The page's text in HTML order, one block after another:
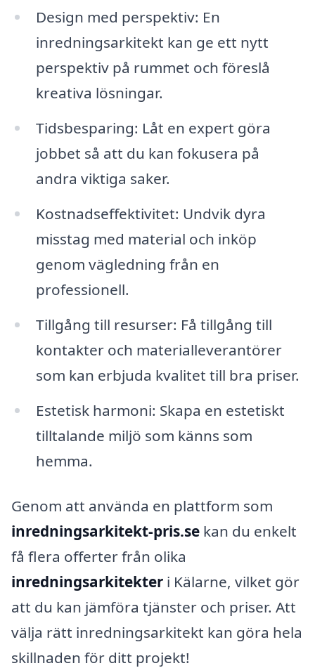
Design med perspektiv: En
inredningsarkitekt kan ge ett nytt
perspektiv på rummet och föreslå
kreativa lösningar.
Tidsbesparing: Låt en expert göra
jobbet så att du kan fokusera på
andra viktiga saker.
Kostnadseffektivitet: Undvik dyra
misstag med material och inköp
genom vägledning från en
professionell.
Tillgång till resurser: Få tillgång till
kontakter och materialleverantörer
som kan erbjuda kvalitet till bra priser.
Estetisk harmoni: Skapa en estetiskt
tilltalande miljö som känns som
hemma.
Genom att använda en plattform som
inredningsarkitekt-pris.se kan du enkelt
få flera offerter från olika
inredningsarkitekter i Kälarne, vilket gör
att du kan jämföra tjänster och priser. Att
välja rätt inredningsarkitekt kan göra hela
skillnaden för ditt projekt!